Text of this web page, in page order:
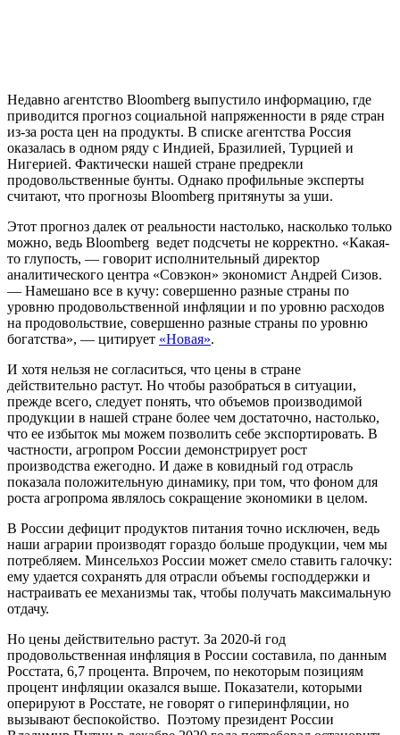
Недавно агентство Bloomberg выпустило информацию, где
приводится прогноз социальной напряженности в ряде стран
из-за роста цен на продукты. В списке агентства Россия
оказалась в одном ряду с Индией, Бразилией, Турцией и
Нигерией. Фактически нашей стране предрекли
продовольственные бунты. Однако профильные эксперты
считают, что прогнозы Bloomberg притянуты за уши.
Этот прогноз далек от реальности настолько, насколько только
можно, ведь Bloomberg ведет подсчеты не корректно. «Какая-
то глупость, — говорит исполнительный директор
аналитического центра «Совэкон» экономист Андрей Сизов.
— Намешано все в кучу: совершенно разные страны по
уровню продовольственной инфляции и по уровню расходов
на продовольствие, совершенно разные страны по уровню
богатства», — цитирует «Новая».
И хотя нельзя не согласиться, что цены в стране
действительно растут. Но чтобы разобраться в ситуации,
прежде всего, следует понять, что объемов производимой
продукции в нашей стране более чем достаточно, настолько,
что ее избыток мы можем позволить себе экспортировать. В
частности, агропром России демонстрирует рост
производства ежегодно. И даже в ковидный год отрасль
показала положительную динамику, при том, что фоном для
роста агропрома являлось сокращение экономики в целом.
В России дефицит продуктов питания точно исключен, ведь
наши аграрии производят гораздо больше продукции, чем мы
потребляем. Минсельхоз России может смело ставить галочку:
ему удается сохранять для отрасли объемы господдержки и
настраивать ее механизмы так, чтобы получать максимальную
отдачу.
Но цены действительно растут. За 2020-й год
продовольственная инфляция в России составила, по данным
Росстата, 6,7 процента. Впрочем, по некоторым позициям
процент инфляции оказался выше. Показатели, которыми
оперируют в Росстате, не говорят о гиперинфляции, но
вызывают беспокойство. Поэтому президент России